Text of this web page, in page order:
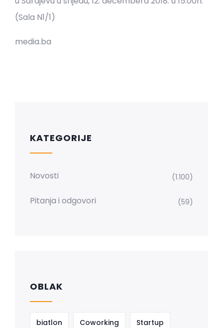
(Sala N1/1)
media.ba
KATEGORIJE
Novosti (1.100)
Pitanja i odgovori (59)
OBLAK
biatlon Coworking Startup